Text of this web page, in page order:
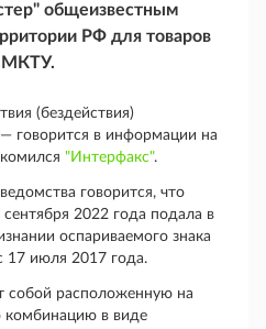
общеизвестным
РФ для товаров
МКТУ.
(бездействия)
говорится в информации на
"Интерфакс".
говорится, что
2022 года подала в
оспариваемого знака
17 июля 2017 года.
собой расположенную на
комбинацию в виде